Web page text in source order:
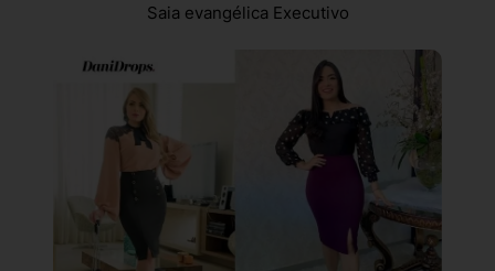
Saia evangélica Executivo